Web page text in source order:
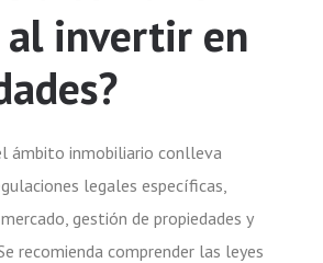
invertir en
ámbito inmobiliario conlleva
legales específicas,
gestión de propiedades y
recomienda comprender las leyes